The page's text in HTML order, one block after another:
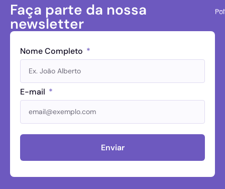
Faça parte da nossa
newsletter
Nome Completo
E-mail
Enviar